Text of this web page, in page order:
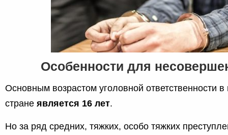
Особенности для
Основным возрастом уголовной ответственности
стране является 16 лет.
Но за ряд средних, тяжких, особо тяжких